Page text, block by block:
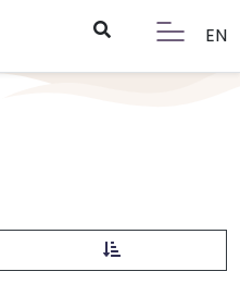
EN